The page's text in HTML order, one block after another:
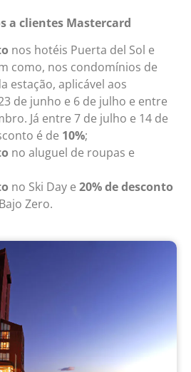
a clientes Mastercard
nos hotéis Puerta del Sol e
como, nos condomínios de
estação, aplicável aos
de junho e 6 de julho e entre
Já entre 7 de julho e 14 de
é de 10%;
no aluguel de roupas e
no Ski Day e 20% de desconto
Zero.